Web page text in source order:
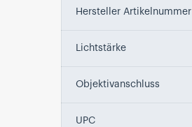
Hersteller Artikelnummer
Lichtstärke
Objektivanschluss
UPC